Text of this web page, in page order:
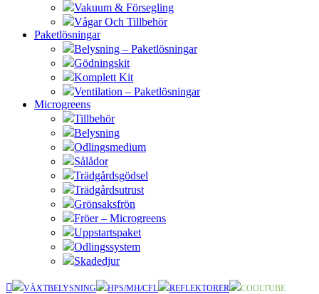
Vakuum & Försegling
Vågar Och Tillbehör
Paketlösningar
Belysning – Paketlösningar
Gödningskit
Komplett Kit
Ventilation – Paketlösningar
Microgreens
Tillbehör
Belysning
Odlingsmedium
Sålådor
Trädgårdsgödsel
Trädgårdsutrust
Grönsaksfrön
Fröer – Microgreens
Uppstartspaket
Odlingssystem
Skadedjur
VÄXTBELYSNING HPS/MH/CFL REFLEKTORER
COOLTUBE